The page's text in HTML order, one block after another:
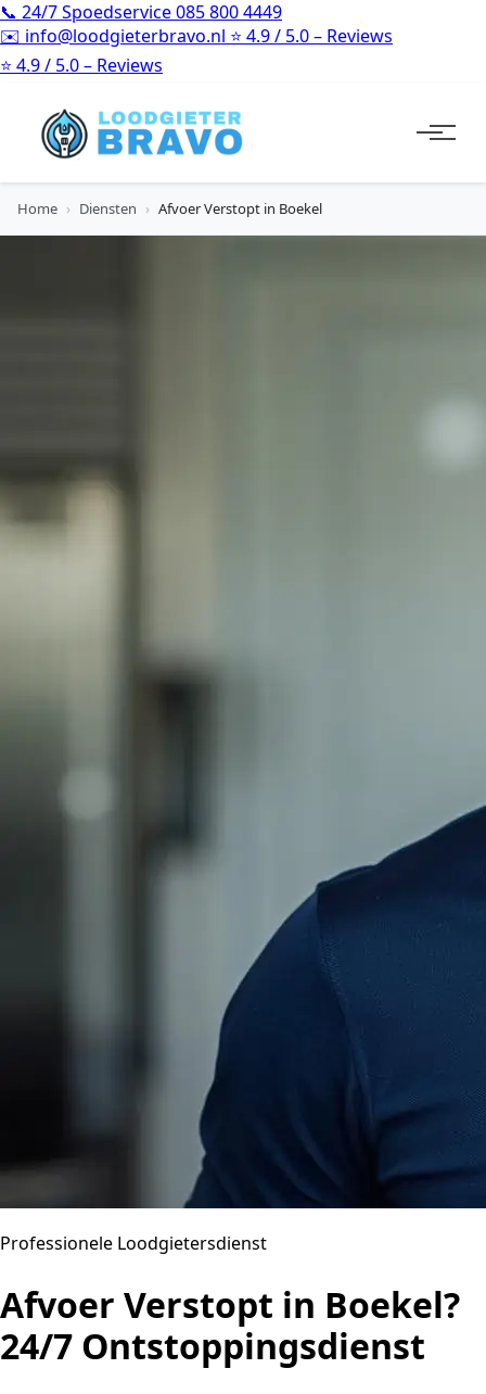
📞 24/7 Spoedservice085 800 4449
✉️ info@loodgieterbravo.nl ⭐ 4.9 / 5.0 – Reviews
⭐ 4.9 / 5.0 – Reviews
Home › Diensten › Afvoer Verstopt in Boekel
Professionele Loodgietersdienst
Afvoer Verstopt in Boekel?
24/7 Ontstoppingsdienst